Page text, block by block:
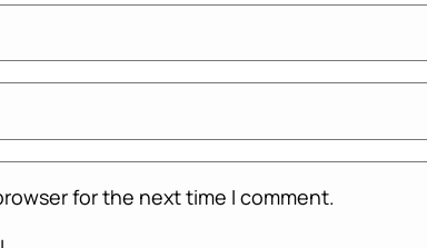
for the next time I comment.